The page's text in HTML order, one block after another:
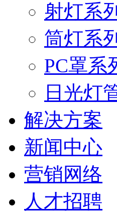
射灯系列
筒灯系列
PC罩系
日光灯
解决方案
新闻中心
营销网络
人才招聘